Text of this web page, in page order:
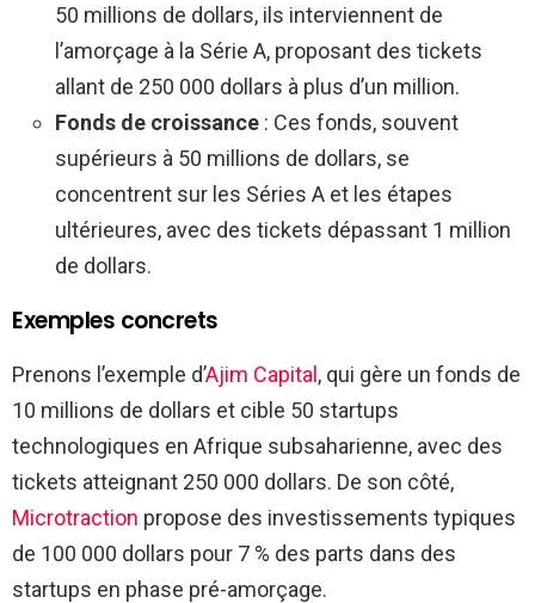
50 millions de dollars, ils interviennent de
l’amorçage à la Série A, proposant des tickets
allant de 250 000 dollars à plus d’un million.
Fonds de croissance : Ces fonds, souvent
supérieurs à 50 millions de dollars, se
concentrent sur les Séries A et les étapes
ultérieures, avec des tickets dépassant 1 million
de dollars.
Exemples concrets
Prenons l’exemple d’Ajim Capital, qui gère un fonds de
10 millions de dollars et cible 50 startups
technologiques en Afrique subsaharienne, avec des
tickets atteignant 250 000 dollars. De son côté,
Microtraction propose des investissements typiques
de 100 000 dollars pour 7 % des parts dans des
startups en phase pré-amorçage.